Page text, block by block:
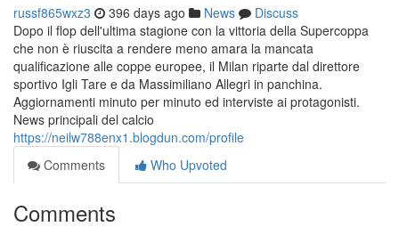
russf865wxz3 396 days ago News
Discuss
Dopo il flop dell'ultima stagione con la vittoria della Supercoppa
che non è riuscita a rendere meno amara la mancata
qualificazione alle coppe europee, il Milan riparte dal direttore
sportivo Igli Tare e da Massimiliano Allegri in panchina.
Aggiornamenti minuto per minuto ed interviste ai protagonisti.
News principali del calcio
https://neilw788enx1.blogdun.com/profile
Comments
Who Upvoted
Comments